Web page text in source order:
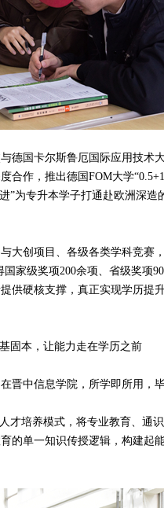
国卡尔斯鲁厄国际应用技术
合作，推出德国FOM大学
”为专升本学子打通赴欧洲深造
创项目、各级各类学科竞赛
家级奖项200余项、省级奖项
供硬核支撑，真正实现学历提
本，让能力走在学历之前
中信息学院，所学即所用，
培养模式，将专业教育、通
的单一知识传授逻辑，构建起